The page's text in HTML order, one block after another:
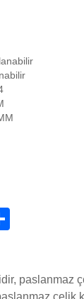
Share
paslanmaz
çelik